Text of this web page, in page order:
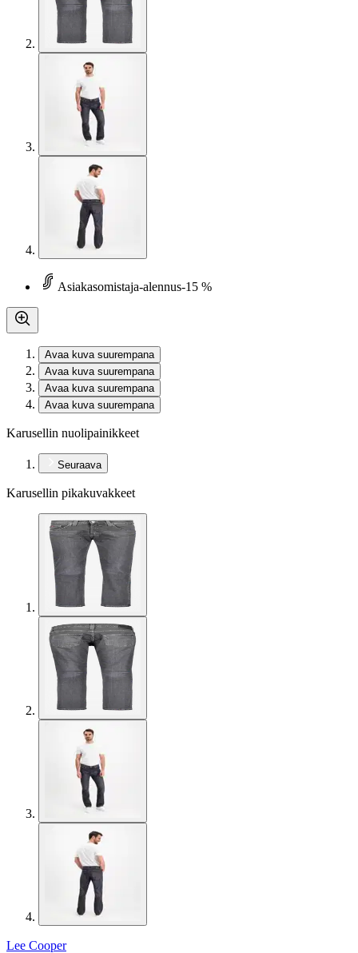
Asiakasomistaja-alennus-15 %
Avaa kuva suurempana
Avaa kuva suurempana
Avaa kuva suurempana
Avaa kuva suurempana
Karusellin nuolipainikkeet
Seuraava
Karusellin pikakuvakkeet
Lee Cooper